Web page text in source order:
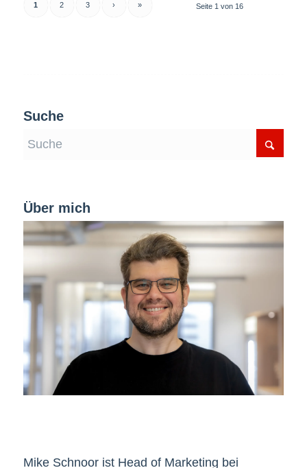
Seite 1 von 16
1 2 3 › »
Suche
Über mich
Mike Schnoor ist Head of Marketing bei